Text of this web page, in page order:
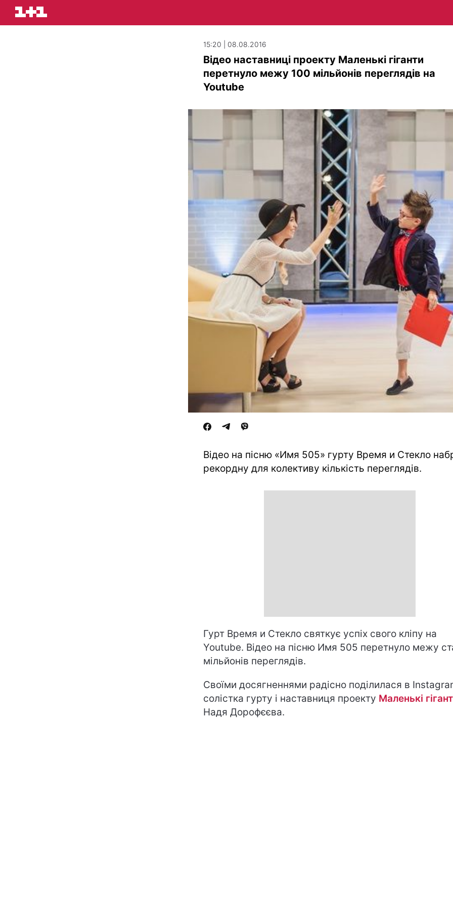
15:20 | 08.08.2016
Відео наставниці проекту Маленькі гіганти
перетнуло межу 100 мільйонів переглядів на
Youtube
Відео на пісню «Имя 505» гурту Время и Стекло
рекордну для колективу кількість переглядів.
Гурт Время и Стекло святкує успіх свого кліпу на
Youtube. Відео на пісню Имя 505 перетнуло межу
мільйонів переглядів.
Своїми досягненнями радісно поділилася в
солістка гурту і наставниця проекту Маленькі
Надя Дорофєєва.